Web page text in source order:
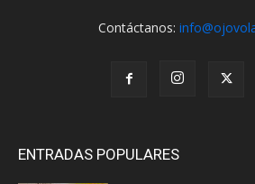
Contáctanos:
ENTRADAS POPULARES